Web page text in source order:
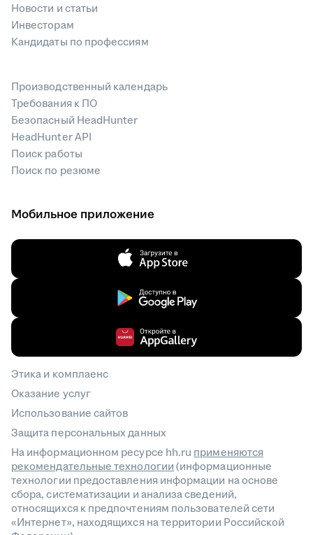
Новости и статьи
Инвесторам
Кандидаты по профессиям
Производственный календарь
Требования к ПО
Безопасный HeadHunter
HeadHunter API
Поиск работы
Поиск по резюме
Мобильное приложение
Этика и комплаенс
Оказание услуг
Использование сайтов
Защита персональных данных
На информационном ресурсе hh.ru применяются
рекомендательные технологии(информационные
технологии предоставления информации на основе
сбора, систематизации и анализа сведений,
относящихся к предпочтениям пользователей сети
«Интернет», находящихся на территории Российской